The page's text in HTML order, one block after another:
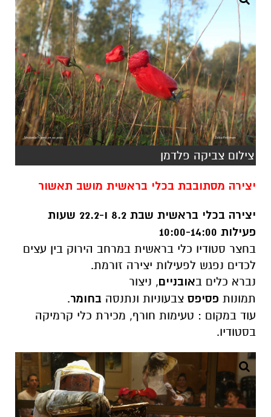
צילום צביקה פלדמן
יצירה מסתובבת בכלי בראשית מושב תאשור
יצירה בכלי בראשית שבת 8.2 ו-22.2
שעות
פעילות 10:00-14:00
בחצר סטודיו כלי בראשית במרחב הירוק בין עצים
לכדים נפגש לפעילות יצירה זורמת.
נברא כלים באובניים, ניצור
תמונות פסיפס צבעוניות ונתנסה בחומר.
עוד במקום : טעימות חורף, מכירת כלי קרמיקה
בסטודיו.